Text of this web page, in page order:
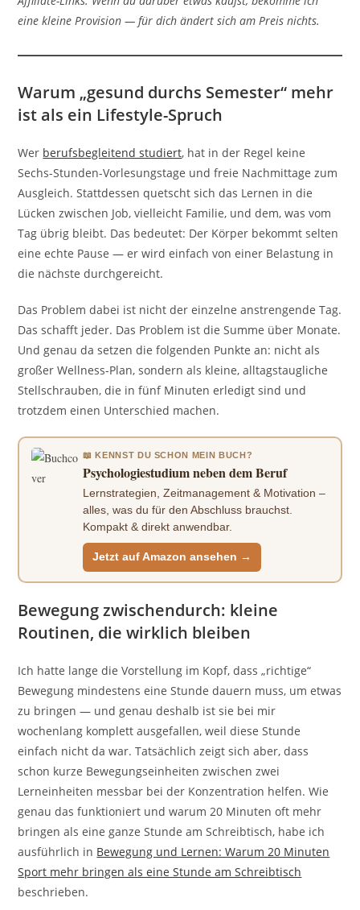
eine kleine Provision — für dich ändert sich am Preis nichts.
Warum „gesund durchs Semester“ mehr
ist als ein Lifestyle-Spruch
Wer berufsbegleitend studiert, hat in der Regel keine
Sechs-Stunden-Vorlesungstage und freie Nachmittage zum
Ausgleich. Stattdessen quetscht sich das Lernen in die
Lücken zwischen Job, vielleicht Familie, und dem, was vom
Tag übrig bleibt. Das bedeutet: Der Körper bekommt selten
eine echte Pause — er wird einfach von einer Belastung in
die nächste durchgereicht.
Das Problem dabei ist nicht der einzelne anstrengende Tag.
Das schafft jeder. Das Problem ist die Summe über Monate.
Und genau da setzen die folgenden Punkte an: nicht als
großer Wellness-Plan, sondern als kleine, alltagstaugliche
Stellschrauben, die in fünf Minuten erledigt sind und
trotzdem einen Unterschied machen.
📖 KENNST DU SCHON MEIN BUCH?
Psychologiestudium neben dem Beruf
Lernstrategien, Zeitmanagement & Motivation –
alles, was du für den Abschluss brauchst.
Kompakt & direkt anwendbar.
Jetzt auf Amazon ansehen →
Bewegung zwischendurch: kleine
Routinen, die wirklich bleiben
Ich hatte lange die Vorstellung im Kopf, dass „richtige“
Bewegung mindestens eine Stunde dauern muss, um etwas
zu bringen — und genau deshalb ist sie bei mir
wochenlang komplett ausgefallen, weil diese Stunde
einfach nicht da war. Tatsächlich zeigt sich aber, dass
schon kurze Bewegungseinheiten zwischen zwei
Lerneinheiten messbar bei der Konzentration helfen. Wie
genau das funktioniert und warum 20 Minuten oft mehr
bringen als eine ganze Stunde am Schreibtisch, habe ich
ausführlich in Bewegung und Lernen: Warum 20 Minuten
Sport mehr bringen als eine Stunde am Schreibtisch
beschrieben.